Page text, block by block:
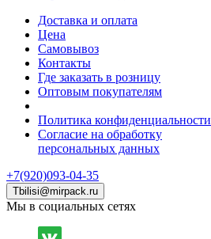
Доставка и оплата
Цена
Самовывоз
Контакты
Где заказать в розницу
Оптовым покупателям
Политика конфиденциальности
Согласие на обработку
персональных данных
+7(920)093-04-35
Tbilisi@mirpack.ru
Мы в социальных сетях